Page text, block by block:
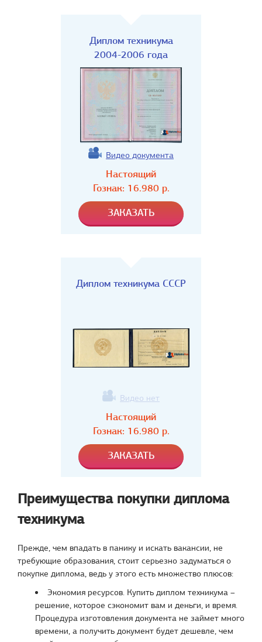
Диплом техникума
2004-2006 года
Видео документа
Настоящий
Гознак: 16.980р.
Диплом техникума СССР
Видео нет
Настоящий
Гознак: 16.980р.
Преимущества покупки диплома
техникума
Прежде, чем впадать в панику и искать вакансии, не
требующие образования, стоит серьезно задуматься о
покупке диплома, ведь у этого есть множество плюсов:
Экономия ресурсов. Купить диплом техникума –
решение, которое сэкономит вам и деньги, и время.
Процедура изготовления документа не займет много
времени, а получить документ будет дешевле, чем